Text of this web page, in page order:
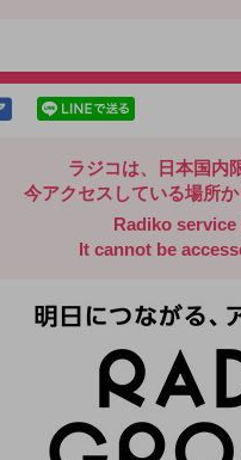
ラジコは、日本国内
今アクセスしている場所
Radiko
It cannot be